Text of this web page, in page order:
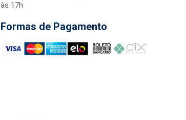
às 17h
Formas de Pagamento